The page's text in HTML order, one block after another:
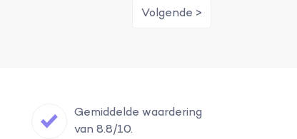
Volgende >
Gemiddelde waardering
van 8.8/10.